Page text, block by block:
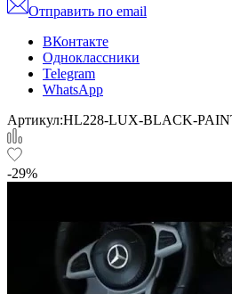
Отправить по email
ВКонтакте
Одноклассники
Telegram
WhatsApp
Артикул:HL228-LUX-BLACK-
-29%